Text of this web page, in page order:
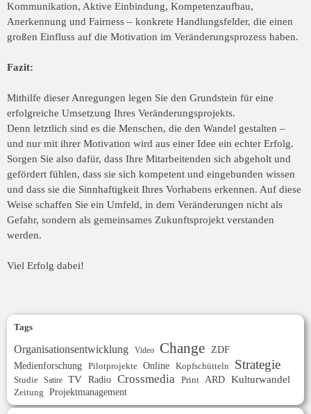
Kommunikation, Aktive Einbindung, Kompetenzaufbau,
Anerkennung und Fairness – konkrete Handlungsfelder, die einen
großen Einfluss auf die Motivation im Veränderungsprozess haben.
Fazit:
Mithilfe dieser Anregungen legen Sie den Grundstein für eine
erfolgreiche Umsetzung Ihres Veränderungsprojekts.
Denn letztlich sind es die Menschen, die den Wandel gestalten –
und nur mit ihrer Motivation wird aus einer Idee ein echter Erfolg.
Sorgen Sie also dafür, dass Ihre Mitarbeitenden sich abgeholt und
gefördert fühlen, dass sie sich kompetent und eingebunden wissen
und dass sie die Sinnhaftigkeit Ihres Vorhabens erkennen. Auf diese
Weise schaffen Sie ein Umfeld, in dem Veränderungen nicht als
Gefahr, sondern als gemeinsames Zukunftsprojekt verstanden
werden.
Viel Erfolg dabei!
Tags
Organisationsentwicklung Video Change
ZDF
Medienforschung
Pilotprojekte Online Kopfschütteln Strategie
Studie Satire TV Radio Crossmedia Print ARD Kulturwandel
Zeitung Projektmanagement